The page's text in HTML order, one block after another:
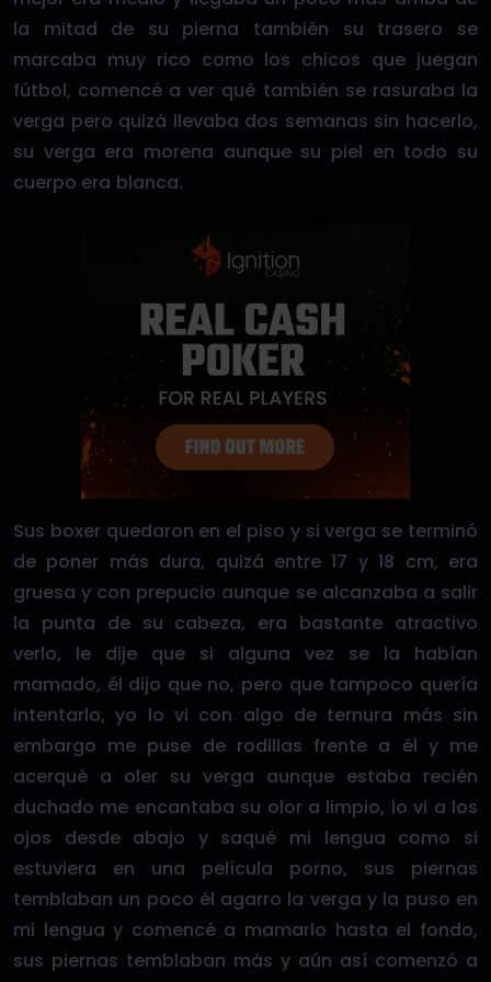
la mitad de su pierna también su trasero se
marcaba muy rico como los chicos que juegan
fútbol, comencé a ver qué también se rasuraba la
verga pero quizá llevaba dos semanas sin hacerlo,
su verga era morena aunque su piel en todo su
cuerpo era blanca.
Sus boxer quedaron en el piso y si verga se terminó
de poner más dura, quizá entre 17 y 18 cm, era
gruesa y con prepucio aunque se alcanzaba a salir
la punta de su cabeza, era bastante atractivo
verlo, le dije que si alguna vez se la habían
mamado, él dijo que no, pero que tampoco quería
intentarlo, yo lo vi con algo de ternura más sin
embargo me puse de rodillas frente a él y me
acerqué a oler su verga aunque estaba recién
duchado me encantaba su olor a limpio, lo vi a los
ojos desde abajo y saqué mi lengua como si
estuviera en una película porno, sus piernas
temblaban un poco él agarro la verga y la puso en
mi lengua y comencé a mamarlo hasta el fondo,
sus piernas temblaban más y aún así comenzó a